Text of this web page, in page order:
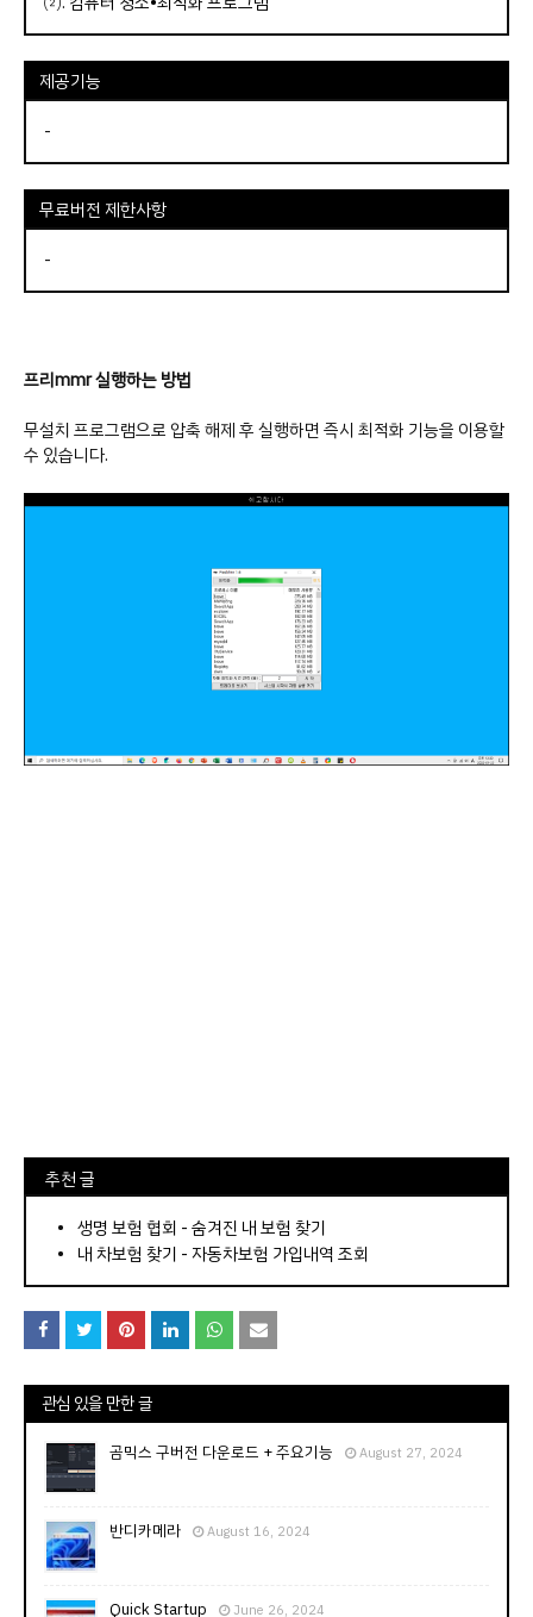
제공기능
-
무료버전 제한사항
-
프리mmr 실행하는 방법
무설치 프로그램으로 압축 해제 후 실행하면 즉시 최적화 기능을 이용할
수 있습니다.
⠀추천 글
⠀­­­­­­­­؜؜؜؜­­­­­­­­؜؜؜؜• 생명 보험 협회 - 숨겨진 내 보험 찾기
내 차보험 찾기 - 자동차보험 가입내역 조회
관심 있을 만한 글
곰믹스 구버전 다운로드 + 주요기능 August 27, 2024
반디카메라 August 16, 2024
Quick Startup June 26, 2024